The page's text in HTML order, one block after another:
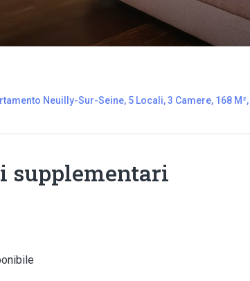
Neuilly-Sur-Seine, 5 Locali, 3 Camere, 168
supplementari